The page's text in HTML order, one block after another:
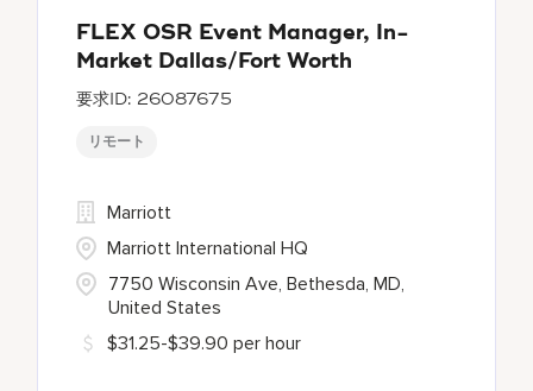
FLEX OSR Event Manager, In-
Market Dallas/Fort Worth
26087675
リモート
7750 Wisconsin Ave, Bethesda, MD,
United States
Marriott
Marriott International HQ
$31.25-$39.90 per hour